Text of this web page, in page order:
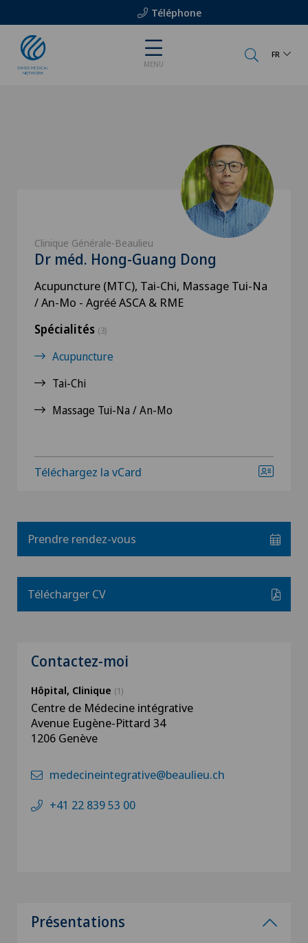
Téléphone
MENU
FR
Clinique Générale-Beaulieu
Dr méd. Hong-Guang Dong
Acupuncture (MTC), Tai-Chi, Massage Tui-Na
/ An-Mo - Agréé ASCA & RME
Spécialités (3)
Acupuncture
Tai-Chi
Massage Tui-Na / An-Mo
Téléchargez la vCard
Prendre rendez-vous
Télécharger CV
Contactez-moi
Hôpital, Clinique (1)
Centre de Médecine intégrative
Avenue Eugène-Pittard 34
1206 Genève
medecineintegrative@beaulieu.ch
+41 22 839 53 00
Présentations